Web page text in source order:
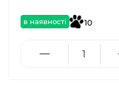
в наявності 10